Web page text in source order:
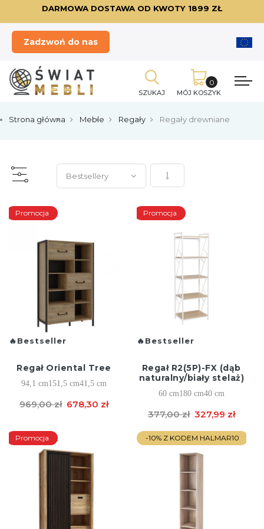
DARMOWA DOSTAWA OD KWOTY 1899 ZŁ
Zadzwoń do nas
SZUKAJ MÓJ KOSZYK
Strona główna Meble Regały Regały drewniane
Ustaw kierunek rosnący
Bestseller
Promocja
Regał Oriental Tree
94,1 cm151,5 cm41,5 cm
678,30 zł
969,00 zł
Bestseller
Promocja
Regał R2(5P)-FX (dąb
naturalny/biały stelaż)
60 cm180 cm40 cm
327,99 zł
377,00 zł
Promocja -10% Z KODEM HALMAR10